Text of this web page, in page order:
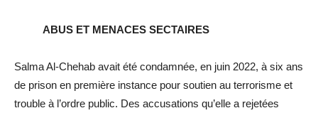
ABUS ET MENACES SECTAIRES
Salma Al-Chehab avait été condamnée, en juin 2022, à six ans
de prison en première instance pour soutien au terrorisme et
trouble à l’ordre public. Des accusations qu’elle a rejetées